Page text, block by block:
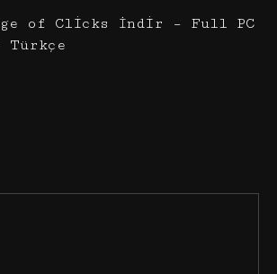
of Clicks İndir – Full PC
Türkçe